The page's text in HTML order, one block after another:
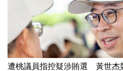
遭桃議員指控疑涉賄選 黃世杰